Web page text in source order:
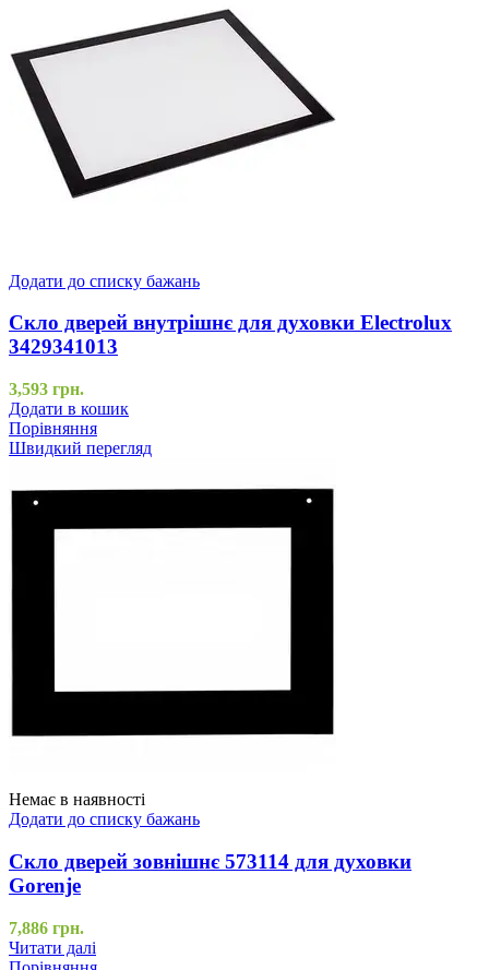
Додати до списку бажань
Скло дверей внутрішнє для духовки Electrolux
3429341013
3,593 грн.
Додати в кошик
Порівняння
Швидкий перегляд
Немає в наявності
Додати до списку бажань
Скло дверей зовнішнє 573114 для духовки
Gorenje
7,886 грн.
Читати далі